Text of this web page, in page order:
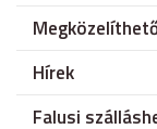
Hírek
Falusi